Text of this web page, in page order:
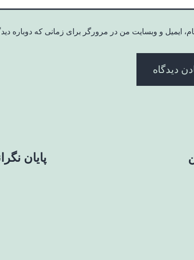
ایمیل و وبسایت من در مرورگر برای زمانی که دوباره
پایان